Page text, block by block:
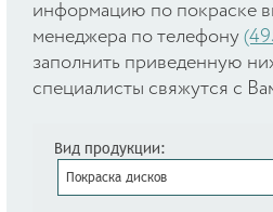
информацию по покраске
менеджера по телефону
заполнить приведенную
специалисты свяжутся с
Вид продукции:
Покраска дисков